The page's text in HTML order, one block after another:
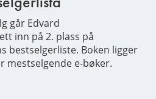
går Edvard
inn på 2. plass på
bestselgerliste. Boken ligger
mestselgende e-bøker.